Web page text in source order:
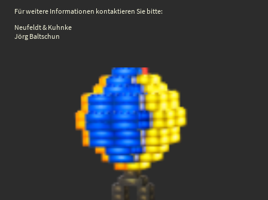
Für weitere Informationen kontaktieren Sie bitte:
Neufeldt & Kuhnke
Jörg Baltschun